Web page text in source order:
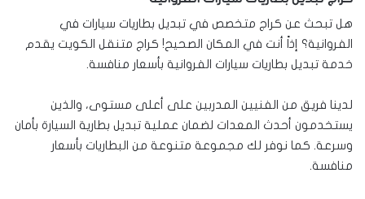
هل تبحث عن كراج متخصص في تبديل بطاريات سيارات في
الفروانية؟ إذاً أنت في المكان الصحيح! كراج متنقل الكويت يقدم
خدمة تبديل بطاريات سيارات الفروانية بأسعار منافسة.
لدينا فريق من الفنيين المدربين على أعلى مستوى، والذين
يستخدمون أحدث المعدات لضمان عملية تبديل بطارية السيارة بأمان
وسرعة. كما نوفر لك مجموعة متنوعة من البطاريات بأسعار
منافسة.